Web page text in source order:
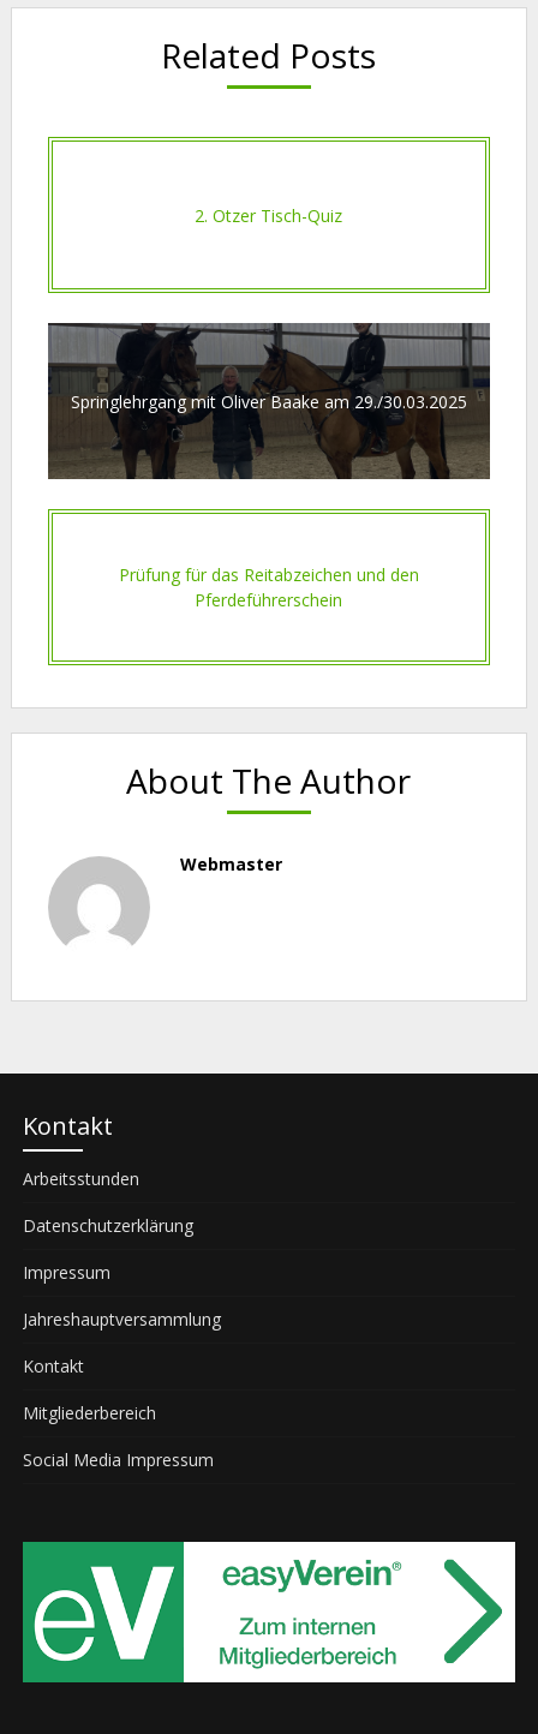
Related Posts
2. Otzer Tisch-Quiz
Springlehrgang mit Oliver Baake am 29./30.03.2025
Prüfung für das Reitabzeichen und den
Pferdeführerschein
About The Author
Webmaster
Kontakt
Arbeitsstunden
Datenschutzerklärung
Impressum
Jahreshauptversammlung
Kontakt
Mitgliederbereich
Social Media Impressum